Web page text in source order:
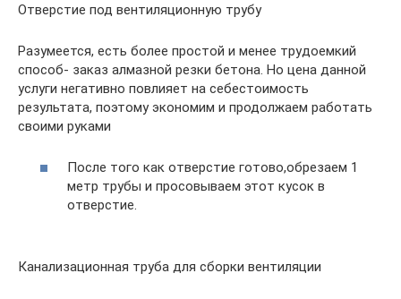
Отверстие под вентиляционную трубу
Разумеется, есть более простой и менее трудоемкий
способ- заказ алмазной резки бетона. Но цена данной
услуги негативно повлияет на себестоимость
результата, поэтому экономим и продолжаем работать
своими руками
После того как отверстие готово,обрезаем 1
метр трубы и просовываем этот кусок в
отверстие.
Канализационная труба для сборки вентиляции